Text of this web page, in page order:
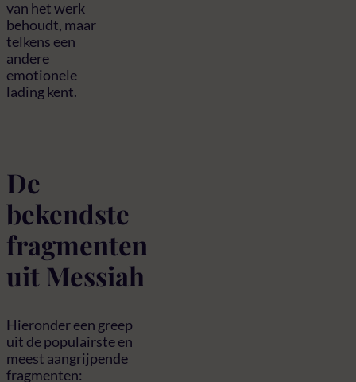
van het werk
behoudt, maar
telkens een
andere
emotionele
lading kent.
De
bekendste
fragmenten
uit Messiah
Hieronder een greep
uit de populairste en
meest aangrijpende
fragmenten: